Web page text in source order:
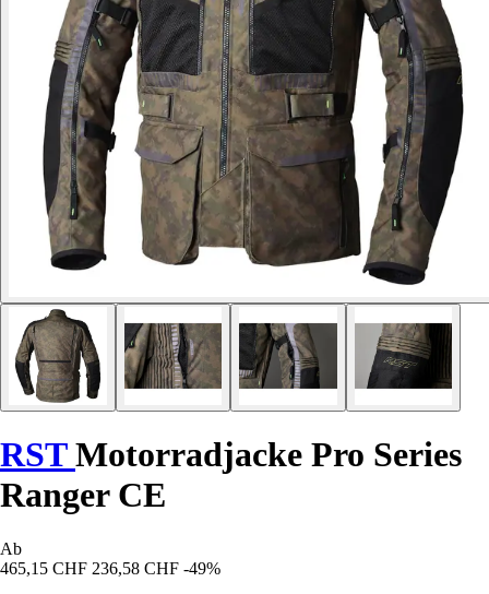
RSTMotorradjacke Pro Series
Ranger CE
Ab
465,15 CHF 236,58 CHF -49%